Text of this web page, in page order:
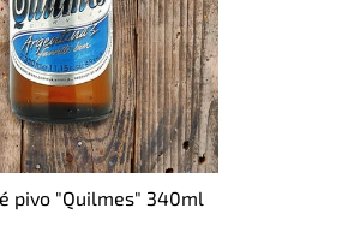
pivo "Quilmes" 340ml